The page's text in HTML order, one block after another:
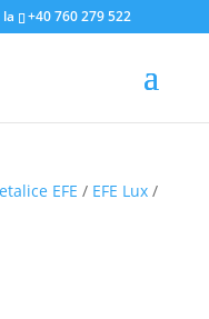
+40 760 279 522
EFE / EFE Lux/